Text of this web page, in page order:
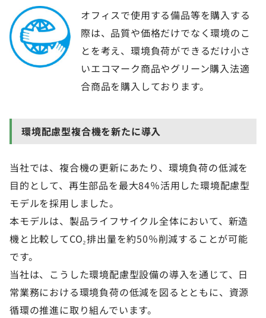
オフィスで使用する備品等を購入する
際は、品質や価格だけでなく環境のこ
とを考え、環境負荷ができるだけ小さ
いエコマーク商品やグリーン購入法適
合商品を購入しております。
環境配慮型複合機を新たに導入
当社では、複合機の更新にあたり、環境負荷の低減を
目的として、再生部品を最大84％活用した環境配慮型
モデルを採用しました。
本モデルは、製品ライフサイクル全体において、新造
機と比較してCO₂排出量を約50％削減することが可能
です。
当社は、こうした環境配慮型設備の導入を通じて、日
常業務における環境負荷の低減を図るとともに、資源
循環の推進に取り組んでいます。